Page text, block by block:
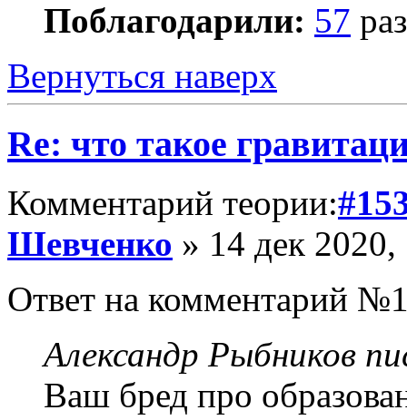
Поблагодарили: 57
Вернуться наверх
Re: что такое
Комментарий теории:
Шевченко » 14 дек
Ответ на комментарий
Александр Рыбников
Ваш бред про